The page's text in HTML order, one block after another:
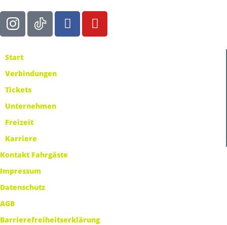
Start
Verbindungen
Tickets
Unternehmen
Freizeit
Karriere
Kontakt Fahrgäste
Impressum
Datenschutz
AGB
Barrierefreiheitserklärung